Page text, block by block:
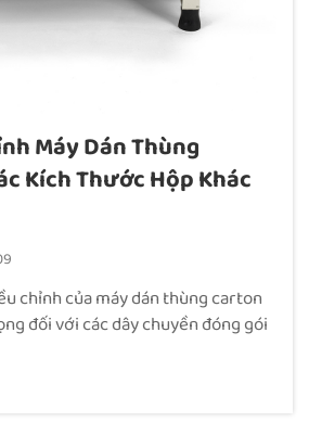
Máy Dán Thùng
Kích Thước Hộp Khác
chỉnh của máy dán thùng carton
đối với các dây chuyền đóng gói
các dây chuyền đóng gói đang
việc xử lý nhiều loại kích thước
đồng thời vẫn phải duy trì tốc